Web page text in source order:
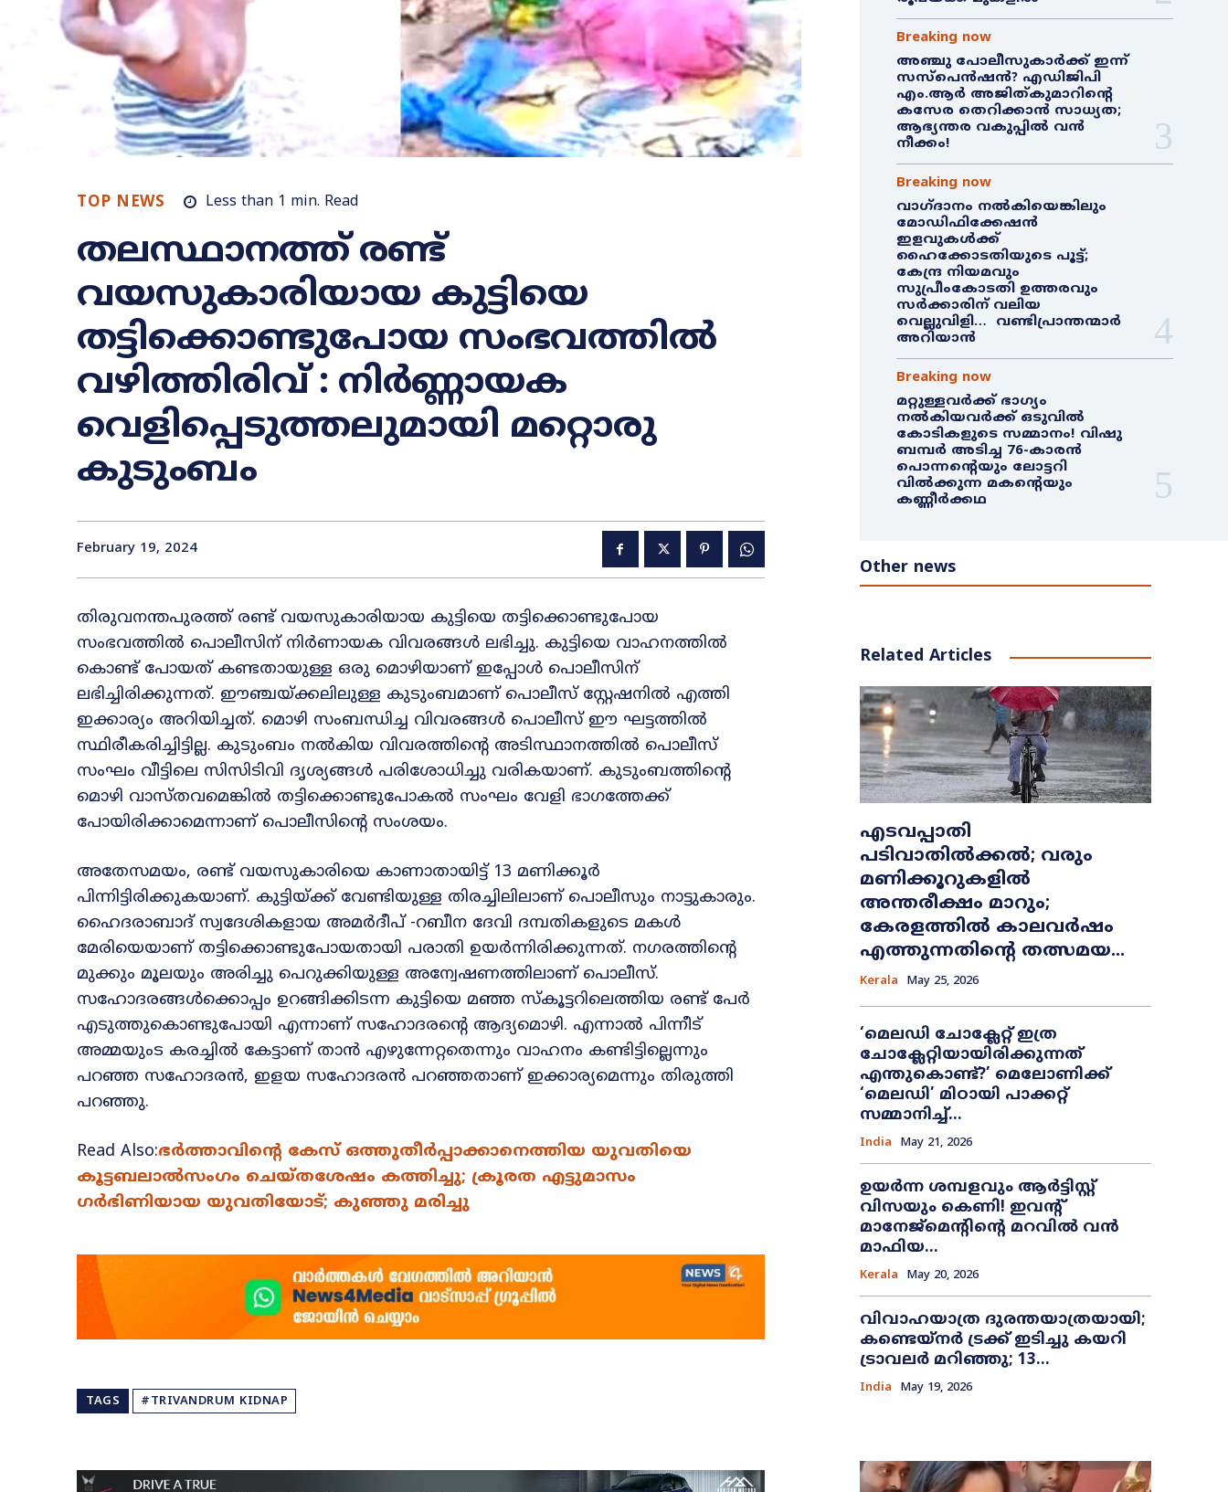
TOP NEWS Less than 1 min. Read
തലസ്ഥാനത്ത് രണ്ട്
വയസുകാരിയായ കുട്ടിയെ
തട്ടിക്കൊണ്ടുപോയ സംഭവത്തിൽ
വഴിത്തിരിവ് : നിർണ്ണായക
വെളിപ്പെടുത്തലുമായി മറ്റൊരു
കുടുംബം
February 19, 2024
തിരുവനന്തപുരത്ത് രണ്ട് വയസുകാരിയായ കുട്ടിയെ തട്ടിക്കൊണ്ടുപോയ
സംഭവത്തിൽ പൊലീസിന് നിർണായക വിവരങ്ങൾ ലഭിച്ചു. കുട്ടിയെ വാഹനത്തില്‍
കൊണ്ട് പോയത് കണ്ടതായുള്ള ഒരു മൊഴിയാണ് ഇപ്പോള്‍ പൊലീസിന്
ലഭിച്ചിരിക്കുന്നത്. ഈഞ്ചയ്ക്കലിലുള്ള കുടുംബമാണ് പൊലീസ് സ്റ്റേഷനില്‍ എത്തി
ഇക്കാര്യം അറിയിച്ചത്. മൊഴി സംബന്ധിച്ച വിവരങ്ങള്‍ പൊലീസ് ഈ ഘട്ടത്തില്‍
സ്ഥിരീകരിച്ചിട്ടില്ല. കുടുംബം നൽകിയ വിവരത്തിന്റെ അടിസ്ഥാനത്തിൽ പൊലീസ്
സംഘം വീട്ടിലെ സിസിടിവി ദൃശ്യങ്ങൾ പരിശോധിച്ചു വരികയാണ്. കുടുംബത്തിന്റെ
മൊഴി വാസ്തവമെങ്കില്‍ തട്ടിക്കൊണ്ടുപോകല്‍ സംഘം വേളി ഭാഗത്തേക്ക്
പോയിരിക്കാമെന്നാണ് പൊലീസിന്റെ സംശയം.
അതേസമയം, രണ്ട് വയസുകാരിയെ കാണാതായിട്ട് 13 മണിക്കൂർ
പിന്നിട്ടിരിക്കുകയാണ്. കുട്ടിയ്ക്ക് വേണ്ടിയുള്ള തിരച്ചിലിലാണ് പൊലീസും നാട്ടുകാരും.
ഹൈദരാബാദ് സ്വദേശികളായ അമർദീപ് -റബീന ദേവി ദമ്പതികളുടെ മകൾ
മേരിയെയാണ് തട്ടിക്കൊണ്ടുപോയതായി പരാതി ഉയർന്നിരിക്കുന്നത്. നഗരത്തിന്റെ
മുക്കും മൂലയും അരിച്ചു പെറുക്കിയുള്ള അന്വേഷണത്തിലാണ് പൊലീസ്.
സഹോദരങ്ങൾക്കൊപ്പം ഉറങ്ങിക്കിടന്ന കുട്ടിയെ മഞ്ഞ സ്കൂട്ടറിലെത്തിയ രണ്ട് പേർ
എടുത്തുകൊണ്ടുപോയി എന്നാണ് സഹോദരന്റെ ആദ്യമൊഴി. എന്നാൽ പിന്നീട്
അമ്മയുംട കരച്ചിൽ കേട്ടാണ് താൻ എഴുന്നേറ്റതെന്നും വാഹനം കണ്ടിട്ടില്ലെന്നും
പറഞ്ഞ സഹോദരൻ, ഇളയ സഹോദരൻ പറഞ്ഞതാണ് ഇക്കാര്യമെന്നും തിരുത്തി
പറഞ്ഞു.
Read Also:ഭർത്താവിന്റെ കേസ് ഒത്തുതീർപ്പാക്കാനെത്തിയ യുവതിയെ
കൂട്ടബലാൽസംഗം ചെയ്തശേഷം കത്തിച്ചു; ക്രൂരത എട്ടുമാസം
ഗർഭിണിയായ യുവതിയോട്; കുഞ്ഞു മരിച്ചു
TAGS #TRIVANDRUM KIDNAP
Breaking now
അഞ്ചു പോലീസുകാർക്ക് ഇന്ന്
സസ്‌പെൻഷൻ? എഡിജിപി
എം.ആർ അജിത്കുമാറിൻ്റെ
കസേര തെറിക്കാൻ സാധ്യത;
ആഭ്യന്തര വകുപ്പിൽ വൻ
നീക്കം!
Breaking now
വാഗ്ദാനം നൽകിയെങ്കിലും
മോഡിഫിക്കേഷൻ
ഇളവുകൾക്ക്
ഹൈക്കോടതിയുടെ പൂട്ട്;
കേന്ദ്ര നിയമവും
സുപ്രീംകോടതി ഉത്തരവും
സർക്കാരിന് വലിയ
വെല്ലുവിളി… വണ്ടിപ്രാന്തന്മാർ
അറിയാൻ
Breaking now
മറ്റുള്ളവർക്ക് ഭാഗ്യം
നൽകിയവർക്ക് ഒടുവിൽ
കോടികളുടെ സമ്മാനം! വിഷു
ബമ്പർ അടിച്ച 76-കാരൻ
പൊന്നന്റെയും ലോട്ടറി
വിൽക്കുന്ന മകന്റെയും
കണ്ണീർക്കഥ
Other news
Related Articles
എടവപ്പാതി
പടിവാതിൽക്കൽ; വരും
മണിക്കൂറുകളിൽ
അന്തരീക്ഷം മാറും;
കേരളത്തിൽ കാലവർഷം
എത്തുന്നതിന്റെ തത്സമയ...
Kerala May 25, 2026
​‘മെലഡി ചോക്ലേറ്റ് ഇത്ര
ചോക്ലേറ്റിയായിരിക്കുന്നത്
എന്തുകൊണ്ട്?’ മെലോണിക്ക്
‘മെലഡി’ മിഠായി പാക്കറ്റ്
സമ്മാനിച്ച്...
India May 21, 2026
ഉയർന്ന ശമ്പളവും ആർട്ടിസ്റ്റ്
വിസയും കെണി! ഇവന്റ്
മാനേജ്‌മെന്റിന്റെ മറവിൽ വൻ
മാഫിയ...
Kerala May 20, 2026
വിവാഹയാത്ര ദുരന്തയാത്രയായി;
കണ്ടെയ്നർ ട്രക്ക് ഇടിച്ചു കയറി
ട്രാവലർ മറിഞ്ഞു; 13...
India May 19, 2026